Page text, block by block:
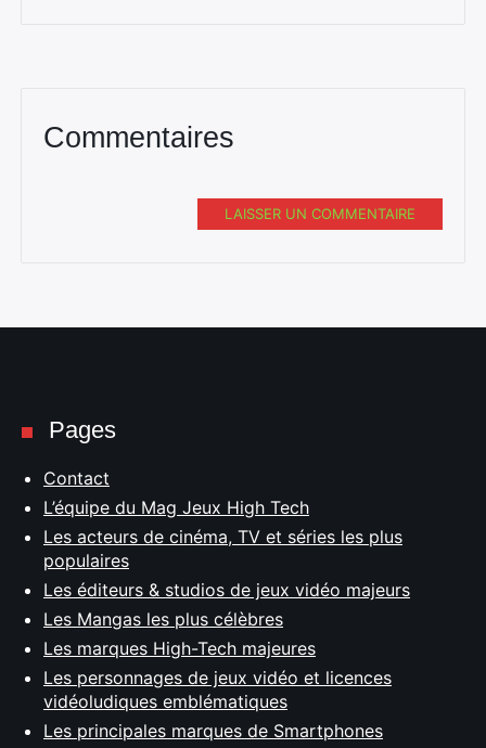
Commentaires
LAISSER UN COMMENTAIRE
Pages
Contact
L’équipe du Mag Jeux High Tech
Les acteurs de cinéma, TV et séries les plus
populaires
Les éditeurs & studios de jeux vidéo majeurs
Les Mangas les plus célèbres
Les marques High-Tech majeures
Les personnages de jeux vidéo et licences
vidéoludiques emblématiques
Les principales marques de Smartphones